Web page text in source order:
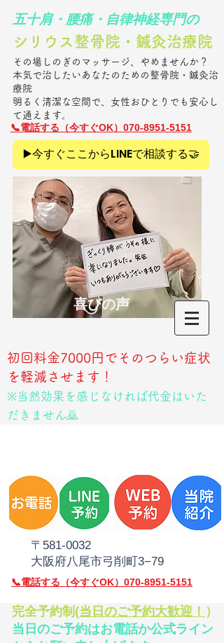
​五十肩・腰痛・自律神経専門の
シリウス整骨院・鍼灸治療院​
その場しのぎのマッサージ、やめませんか？
本気で治したいあなたのための整骨院・鍼灸治
療院
明るく清潔な空間で、女性おひとりでも安心し
て通えます。
​📞電話する（今すぐOK）070-8951-5151
▶️今すぐここからLINEで相談する🤝
​喜びの声
初回料金7000円でそのつらい症状
を軽減させます！
※当然効果を感じなければ代金はいた
だきません🙇
​〒581‐0032
大阪府八尾市弓削町3−79
​📞電話する（今すぐOK）070-8951-5151
​完全予約制(当日のご予約大歓迎！ ）
当日のご予約はお電話か公式ライン